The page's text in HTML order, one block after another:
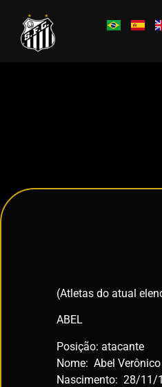
(Atletas do atual
ABEL
Posição: atacante
Nome: Abel
Nascimento: 28/11/